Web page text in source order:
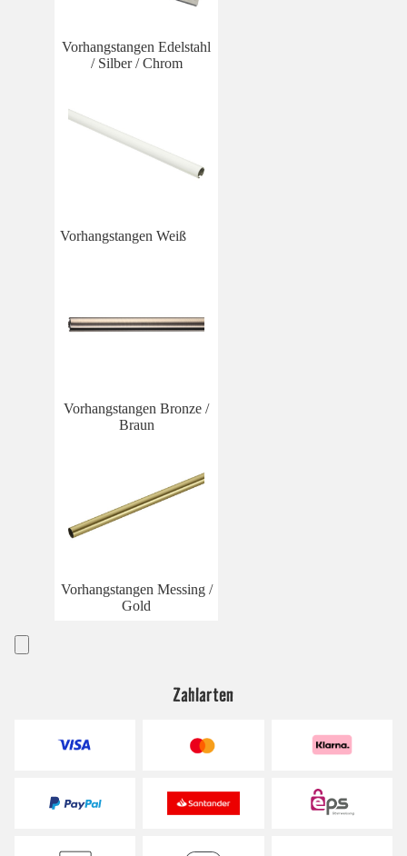
Vorhangstangen Edelstahl
/ Silber / Chrom
Vorhangstangen Weiß
Vorhangstangen Bronze /
Braun
Vorhangstangen Messing /
Gold
Zahlarten